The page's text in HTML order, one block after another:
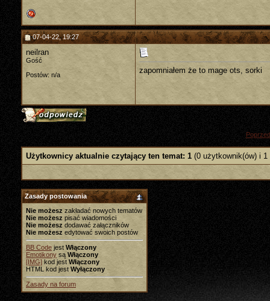
07-04-22, 19:27
neilran
Gość
Postów: n/a
zapomniałem że to mage ots, sorki
Użytkownicy aktualnie czytający ten temat: 1 (0 użytkownik(ów) i 1
Zasady postowania
Nie możesz zakładać nowych tematów
Nie możesz pisać wiadomości
Nie możesz dodawać załączników
Nie możesz edytować swoich postów
BB Code jest Włączony
Emotikony są Włączony
[IMG] kod jest Włączony
HTML kod jest Wyłączony
Zasady na forum